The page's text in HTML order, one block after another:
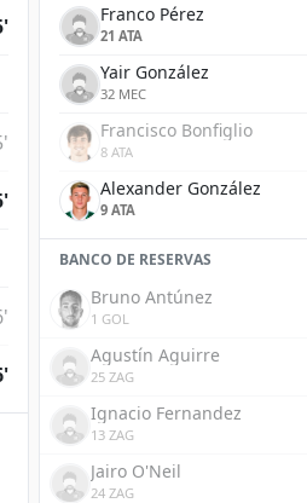
Franco Pérez
21 ATA
Yair González
32 MEC
Francisco Bonfiglio
8 ATA
Alexander González
9 ATA
BANCO DE RESERVAS
Bruno Antúnez
1 GOL
Agustín Aguirre
25 ZAG
Ignacio Fernandez
13 ZAG
Jairo O'Neil
24 ZAG